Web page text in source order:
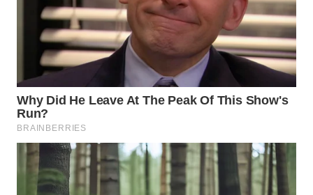
SUBANG
WN
SUKABUMI
WN
PURWAKARTA
WN
PRIANGAN
TIMUR